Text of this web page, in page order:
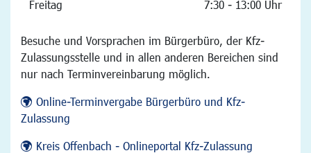
Freitag 7:30 - 13:00 Uhr
Besuche und Vorsprachen im Bürgerbüro, der Kfz-
Zulassungsstelle und in allen anderen Bereichen sind
nur nach Terminvereinbarung möglich.
Online-Terminvergabe Bürgerbüro und Kfz-
Zulassung
Kreis Offenbach - Onlineportal Kfz-Zulassung